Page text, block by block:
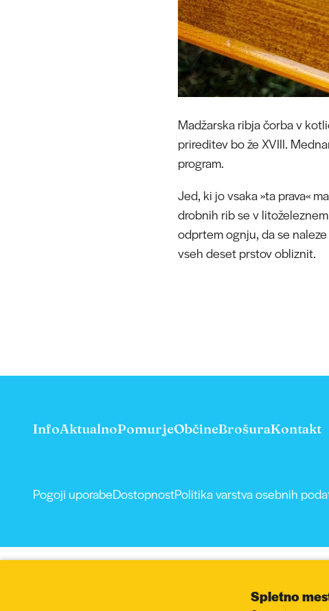
Madžarska ribja čorba v
prireditev bo že XVIII.
program.
Jed, ki jo vsaka »ta prava«
drobnih rib se v
odprtem ognju, da se
vseh deset prstov obliznit.
InfoAktualnoPomurjeObčineBrošuraKontakt
Pogoji uporabeDostopnostPolitika varstva osebnih
Spletno